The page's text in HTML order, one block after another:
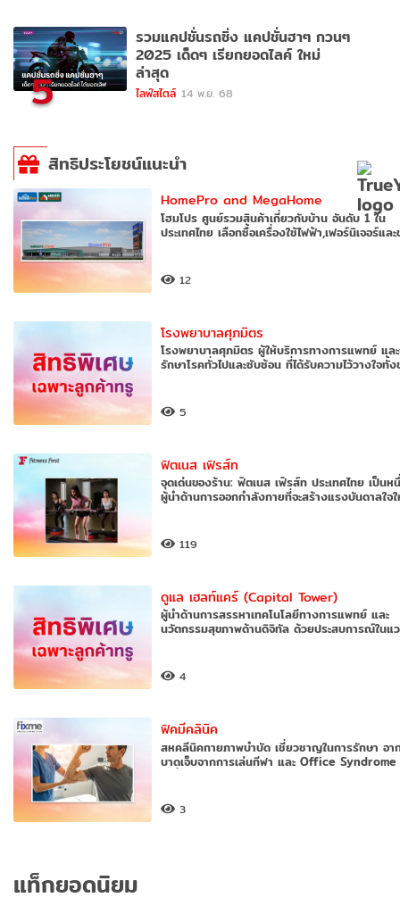
5
รวมแคปชั่นรถซิ่ง แคปชั่นฮาๆ กวนๆ
2025 เด็ดๆ เรียกยอดไลค์ ใหม่
ล่าสุด
ไลฟ์สไตล์ 14 พ.ย. 68
สิทธิประโยชน์แนะนำ
HomePro and MegaHome
โฮมโปร ศูนย์รวมสินค้าเกี่ยวกับบ้าน อันดับ 1 ใน
ประเทศไทย เลือกซื้อเครื่องใช้ไฟฟ้า,เฟอร์นิเจอร์แล
12
โรงพยาบาลศุภมิตร
โรงพยาบาลศุภมิตร ผู้ให้บริการทางการแพทย์ แล
รักษาโรคทั่วไปและซับซ้อน ที่ได้รับความไว้วางใจทั้ง
5
ฟิตเนส เฟิรส์ท
จุดเด่นของร้าน: ฟิตเนส เฟิรส์ท ประเทศไทย เป็นห
ผู้นำด้านการออกกำลังกายที่จะสร้างแรงบันดาลใจ
119
ดูแล เฮลท์แคร์ (Capital Tower)
ผู้นำด้านการสรรหาเทคโนโลยีทางการแพทย์ และ
นวัตกรรมสุขภาพด้านดิจิทัล ด้วยประสบการณ์ในแ
4
ฟิคมีคลินิค
สหคลีนิคกายภาพบำบัด เชี่ยวชาญในการรักษา อา
บาดเจ็บจากการเล่นกีฬา และ Office
3
แท็กยอดนิยม